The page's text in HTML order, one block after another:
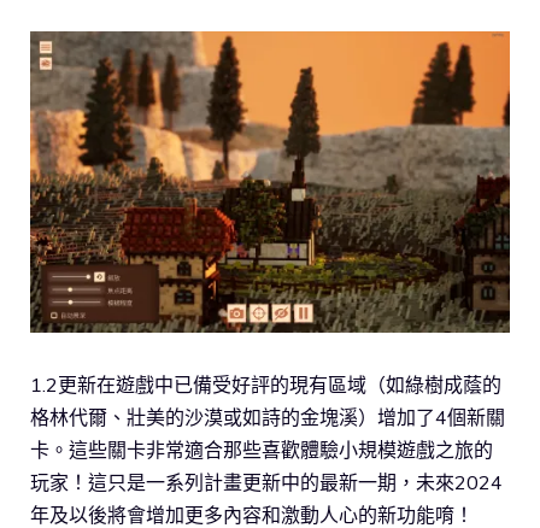
1.2更新在遊戲中已備受好評的現有區域（如綠樹成蔭的
格林代爾、壯美的沙漠或如詩的金塊溪）增加了4個新關
卡。這些關卡非常適合那些喜歡體驗小規模遊戲之旅的
玩家！這只是一系列計畫更新中的最新一期，未來2024
年及以後將會增加更多內容和激動人心的新功能唷！